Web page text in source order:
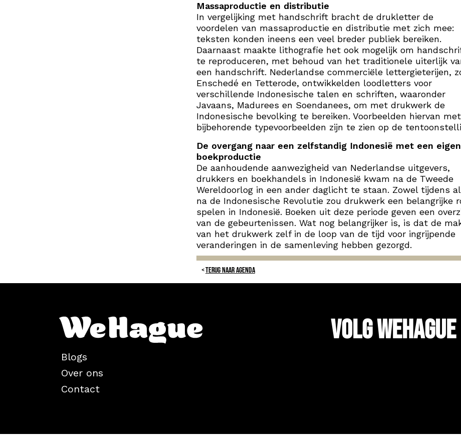
Massaproductie en distributie
In vergelijking met handschrift bracht de drukletter de
voordelen van massaproductie en distributie met zich mee:
teksten konden ineens een veel breder publiek bereiken.
Daarnaast maakte lithografie het ook mogelijk om
te reproduceren, met behoud van het traditionele uiterlijk
een handschrift. Nederlandse commerciële lettergieterijen,
Enschedé en Tetterode, ontwikkelden loodletters voor
verschillende Indonesische talen en schriften, waaronder
Javaans, Madurees en Soendanees, om met drukwerk de
Indonesische bevolking te bereiken. Voorbeelden hiervan met
bijbehorende typevoorbeelden zijn te zien op de
De overgang naar een zelfstandig Indonesië met een eigen
boekproductie
De aanhoudende aanwezigheid van Nederlandse uitgevers,
drukkers en boekhandels in Indonesië kwam na de Tweede
Wereldoorlog in een ander daglicht te staan. Zowel tijdens
na de Indonesische Revolutie zou drukwerk een belangrijke
spelen in Indonesië. Boeken uit deze periode geven een
van de gebeurtenissen. Wat nog belangrijker is, is dat de
van het drukwerk zelf in de loop van de tijd voor ingrijpende
veranderingen in de samenleving hebben gezorgd.
TERUG NAAR AGENDA
Blogs
Over ons
Contact
Volg